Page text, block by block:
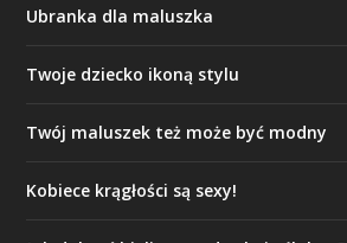
Ubranka dla maluszka
Twoje dziecko ikoną stylu
Twój maluszek też może być modny
Kobiece krągłości są sexy!